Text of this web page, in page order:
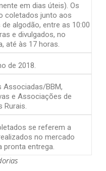
em dias úteis). Os
coletados junto aos
algodão, entre as 10:00
e divulgados, no
até às 17 horas.
de 2018.
Associadas/BBM,
e Associações de
Rurais.
se referem a
no mercado
pronta entrega.